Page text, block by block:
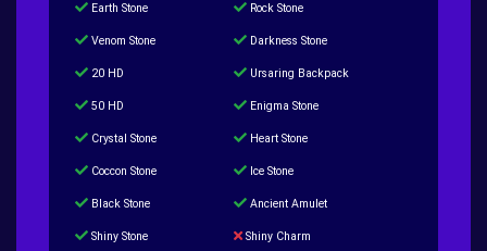
Earth Stone Rock Stone
Venom Stone Darkness Stone
20 HD Ursaring Backpack
50 HD Enigma Stone
Crystal Stone Heart Stone
Coccon Stone Ice Stone
Black Stone Ancient Amulet
Shiny Stone Shiny Charm